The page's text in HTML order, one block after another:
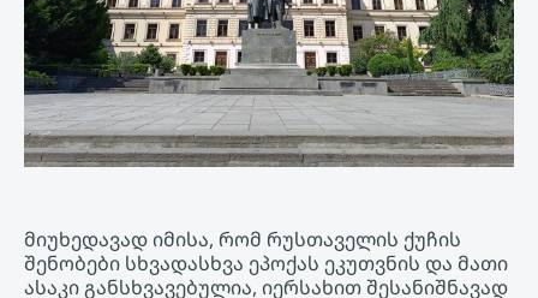
მიუხედავად იმისა, რომ რუსთაველის ქუჩის
შენობები სხვადასხვა ეპოქას ეკუთვნის და მათი
ასაკი განსხვავებულია, იერსახით შესანიშნავად